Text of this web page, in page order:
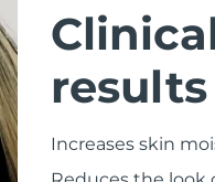
results
Increases skin